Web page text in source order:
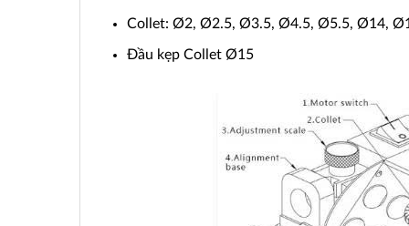
Collet: Ø2, Ø2.5, Ø3.5, Ø4.5, Ø5.5, Ø14,
Đầu kẹp Collet Ø15